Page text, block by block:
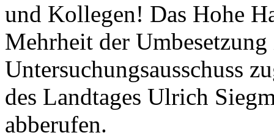
und Kollegen! Das Hohe
Mehrheit der
Untersuchungsausschuss
des Landtages Ulrich
abberufen.